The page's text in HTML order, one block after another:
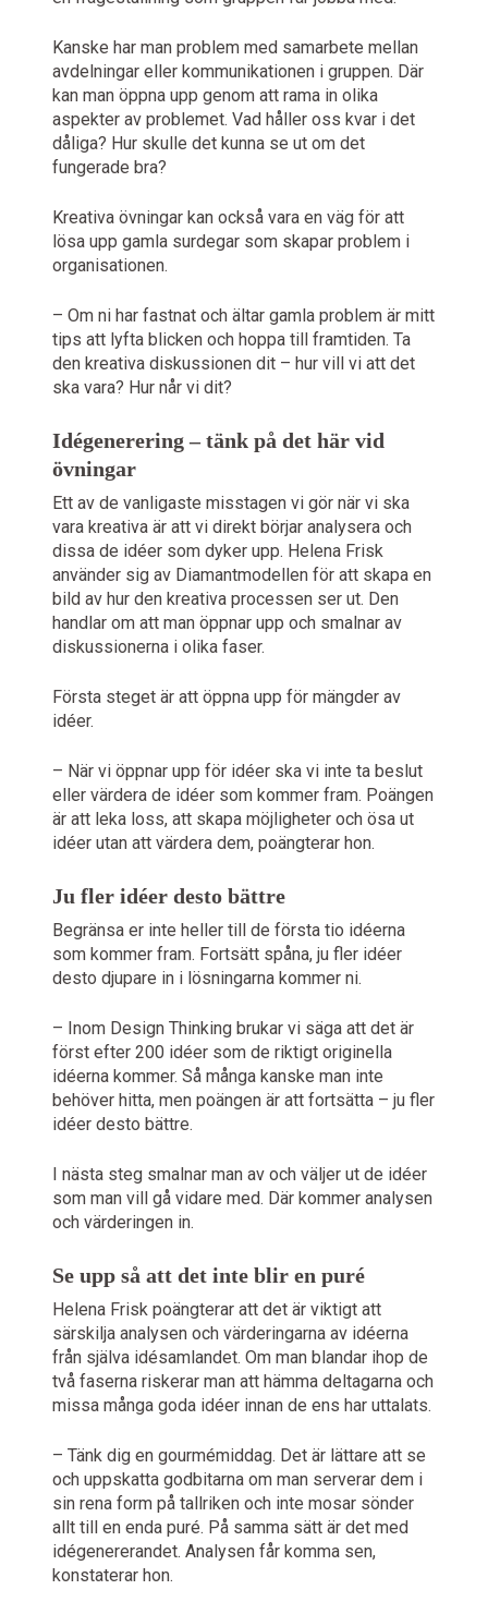
Kanske har man problem med samarbete mellan
avdelningar eller kommunikationen i gruppen. Där
kan man öppna upp genom att rama in olika
aspekter av problemet. Vad håller oss kvar i det
dåliga? Hur skulle det kunna se ut om det
fungerade bra?
Kreativa övningar kan också vara en väg för att
lösa upp gamla surdegar som skapar problem i
organisationen.
– Om ni har fastnat och ältar gamla problem är mitt
tips att lyfta blicken och hoppa till framtiden. Ta
den kreativa diskussionen dit – hur vill vi att det
ska vara? Hur når vi dit?
Idégenerering – tänk på det här vid
övningar
Ett av de vanligaste misstagen vi gör när vi ska
vara kreativa är att vi direkt börjar analysera och
dissa de idéer som dyker upp. Helena Frisk
använder sig av Diamantmodellen för att skapa en
bild av hur den kreativa processen ser ut. Den
handlar om att man öppnar upp och smalnar av
diskussionerna i olika faser.
Första steget är att öppna upp för mängder av
idéer.
– När vi öppnar upp för idéer ska vi inte ta beslut
eller värdera de idéer som kommer fram. Poängen
är att leka loss, att skapa möjligheter och ösa ut
idéer utan att värdera dem, poängterar hon.
Ju fler idéer desto bättre
Begränsa er inte heller till de första tio idéerna
som kommer fram. Fortsätt spåna, ju fler idéer
desto djupare in i lösningarna kommer ni.
– Inom Design Thinking brukar vi säga att det är
först efter 200 idéer som de riktigt originella
idéerna kommer. Så många kanske man inte
behöver hitta, men poängen är att fortsätta – ju fler
idéer desto bättre.
I nästa steg smalnar man av och väljer ut de idéer
som man vill gå vidare med. Där kommer analysen
och värderingen in.
Se upp så att det inte blir en puré
Helena Frisk poängterar att det är viktigt att
särskilja analysen och värderingarna av idéerna
från själva idésamlandet. Om man blandar ihop de
två faserna riskerar man att hämma deltagarna och
missa många goda idéer innan de ens har uttalats.
– Tänk dig en gourmémiddag. Det är lättare att se
och uppskatta godbitarna om man serverar dem i
sin rena form på tallriken och inte mosar sönder
allt till en enda puré. På samma sätt är det med
idégenererandet. Analysen får komma sen,
konstaterar hon.